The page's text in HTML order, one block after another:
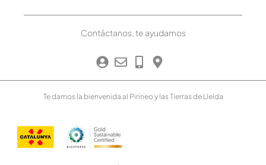
Contáctanos, te ayudamos
Te damos la bienvenida al Pirineo y las Tierras de Lleida